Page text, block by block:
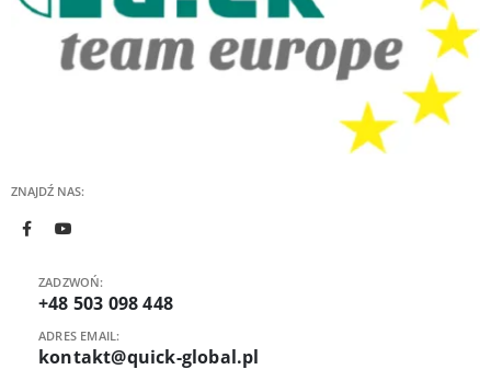
ZNAJDŹ NAS:
ZADZWOŃ:
+48 503 098 448
ADRES EMAIL:
kontakt@quick-global.pl